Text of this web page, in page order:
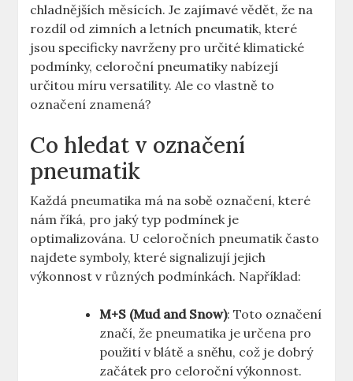
chladnějších měsících. Je zajímavé vědět, že na
rozdíl od zimních a letních pneumatik, které
jsou specificky navrženy pro určité klimatické
podmínky, celoroční pneumatiky nabízejí
určitou míru versatility. Ale co vlastně to
označení znamená?
Co hledat v označení
pneumatik
Každá pneumatika má na sobě označení, které
nám říká, pro jaký typ podmínek je
optimalizována. U celoročních pneumatik často
najdete symboly, které signalizují jejich
výkonnost v různých podmínkách. Například:
M+S (Mud and Snow): Toto označení
značí, že pneumatika je určena pro
použití v blátě a sněhu, což je dobrý
začátek pro celoroční výkonnost.